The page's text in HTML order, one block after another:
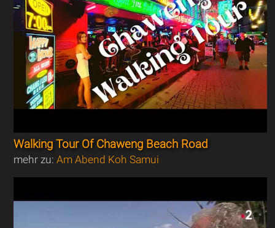
Walking Tour Of Chaweng Beach Road
mehr zu:Am Abend Koh Samui